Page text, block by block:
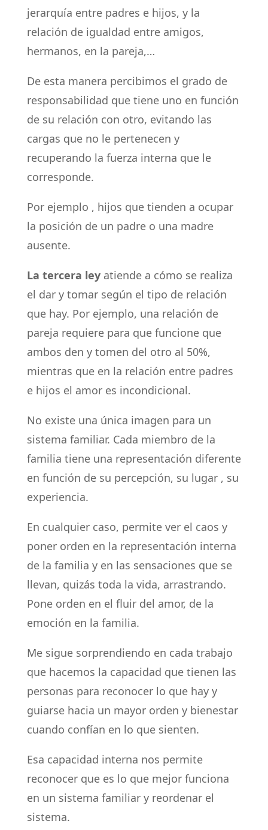
jerarquía entre padres e hijos, y la
relación de igualdad entre amigos,
hermanos, en la pareja,…
De esta manera percibimos el grado de
responsabilidad que tiene uno en función
de su relación con otro, evitando las
cargas que no le pertenecen y
recuperando la fuerza interna que le
corresponde.
Por ejemplo , hijos que tienden a ocupar
la posición de un padre o una madre
ausente.
La tercera leyatiende a cómo se realiza
el dar y tomar según el tipo de relación
que hay. Por ejemplo, una relación de
pareja requiere para que funcione que
ambos den y tomen del otro al 50%,
mientras que en la relación entre padres
e hijos el amor es incondicional.
No existe una única imagen para un
sistema familiar. Cada miembro de la
familia tiene una representación diferente
en función de su percepción, su lugar , su
experiencia.
En cualquier caso, permite ver el caos y
poner orden en la representación interna
de la familia y en las sensaciones que se
llevan, quizás toda la vida, arrastrando.
Pone orden en el fluir del amor, de la
emoción en la familia.
Me sigue sorprendiendo en cada trabajo
que hacemos la capacidad que tienen las
personas para reconocer lo que hay y
guiarse hacia un mayor orden y bienestar
cuando confían en lo que sienten.
Esa capacidad interna nos permite
reconocer que es lo que mejor funciona
en un sistema familiar y reordenar el
sistema.